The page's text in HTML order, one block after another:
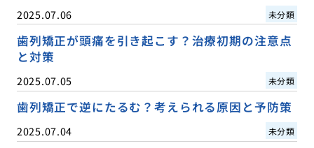
2025.07.06 未分類
歯列矯正が頭痛を引き起こす？治療初期の注意点
と対策
2025.07.05 未分類
歯列矯正で逆にたるむ？考えられる原因と予防策
2025.07.04 未分類